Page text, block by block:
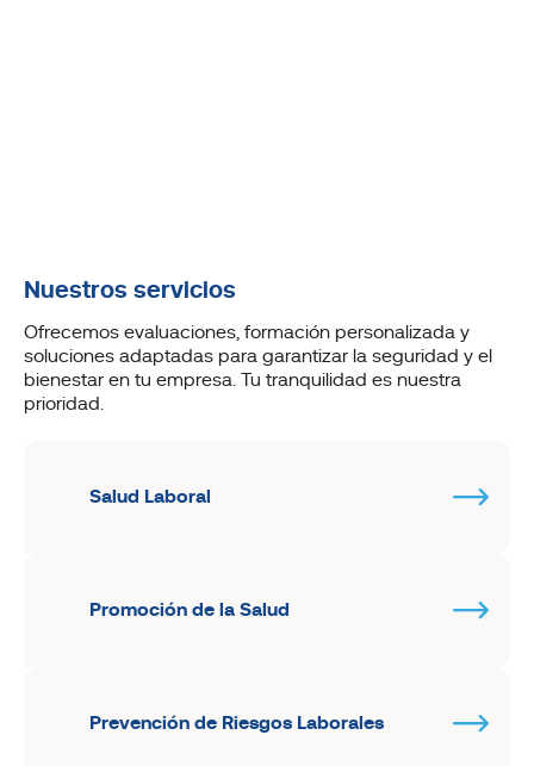
Nuestros servicios
Ofrecemos evaluaciones, formación personalizada y
soluciones adaptadas para garantizar la seguridad y el
bienestar en tu empresa. Tu tranquilidad es nuestra
prioridad.
Salud Laboral
Promoción de la Salud
Prevención de Riesgos Laborales